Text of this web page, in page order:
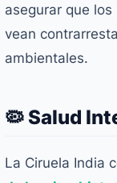
asegurar que
vean
ambientales.
🦠 Salud
La Ciruela India